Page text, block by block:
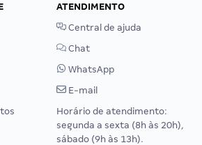
ATENDIMENTO
Central de ajuda
Chat
WhatsApp
E-mail
Horário de atendimento:
segunda a sexta (8h às 20h),
sábado (9h às 13h).